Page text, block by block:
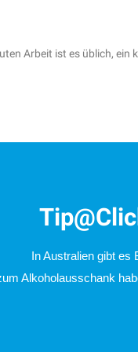
Arbeit ist es üblich, ein
In Australien gibt es
Alkoholausschank